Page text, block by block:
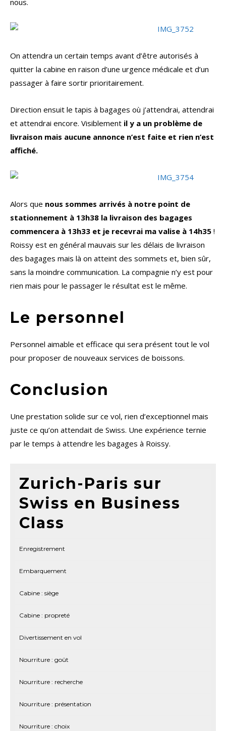
nous.
On attendra un certain temps avant d’être autorisés à
quitter la cabine en raison d’une urgence médicale et d’un
passager à faire sortir prioritairement.
Direction ensuit le tapis à bagages où j’attendrai, attendrai
et attendrai encore. Visiblement il y a un problème de
livraison mais aucune annonce n’est faite et rien n’est
affiché.
Alors que nous sommes arrivés à notre point de
stationnement à 13h38 la livraison des bagages
commencera à 13h33 et je recevrai ma valise à 14h35 !
Roissy est en général mauvais sur les délais de livraison
des bagages mais là on atteint des sommets et, bien sûr,
sans la moindre communication. La compagnie n’y est pour
rien mais pour le passager le résultat est le même.
Le personnel
Personnel aimable et efficace qui sera présent tout le vol
pour proposer de nouveaux services de boissons.
Conclusion
Une prestation solide sur ce vol, rien d’exceptionnel mais
juste ce qu’on attendait de Swiss. Une expérience ternie
par le temps à attendre les bagages à Roissy.
Zurich-Paris sur
Swiss en Business
Class
Enregistrement
Embarquement
Cabine : siège
Cabine : propreté
Divertissement en vol
Nourriture : goût
Nourriture : recherche
Nourriture : présentation
Nourriture : choix